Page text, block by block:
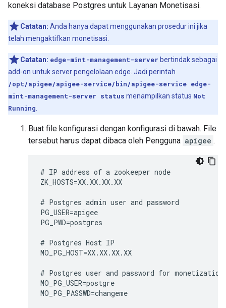
koneksi database Postgres untuk Layanan Monetisasi.
Catatan: Anda hanya dapat menggunakan prosedur ini jika
telah mengaktifkan monetisasi.
Catatan: edge-mint-management-server bertindak sebagai
add-on untuk server pengelolaan edge. Jadi perintah
/opt/apigee/apigee-service/bin/apigee-service edge-
mint-management-server status menampilkan status Not
Running
Buat file konfigurasi dengan konfigurasi di bawah. File
tersebut harus dapat dibaca oleh Pengguna apigee .
# IP address of a zookeeper node
ZK_HOSTS=XX.XX.XX.XX
# Postgres admin user and password
PG_USER=apigee
PG_PWD=postgres
# Postgres Host IP
MO_PG_HOST=XX.XX.XX.XX
# Postgres user and password for monetization
MO_PG_USER=postgre
MO_PG_PASSWD=changeme